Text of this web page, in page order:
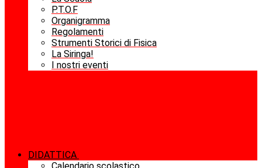
P.T.O.F
Organigramma
Regolamenti
Strumenti Storici di Fisica
La Siringa!
I nostri eventi
DIDATTICA